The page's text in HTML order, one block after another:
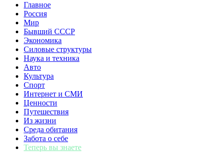
Главное
Россия
Мир
Бывший СССР
Экономика
Силовые структуры
Наука и техника
Авто
Культура
Спорт
Интернет и СМИ
Ценности
Путешествия
Из жизни
Среда обитания
Забота о себе
Теперь вы знаете